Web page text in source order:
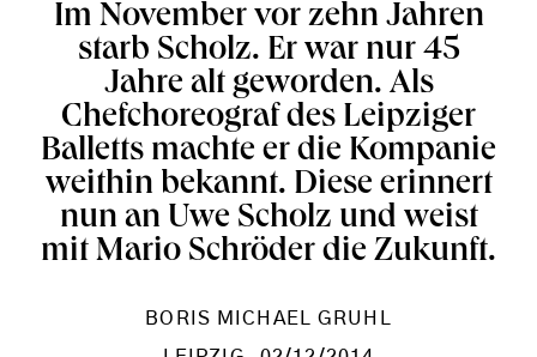
Im November vor zehn Jahren
starb Scholz. Er war nur 45
Jahre alt geworden. Als
Chefchoreograf des Leipziger
Balletts machte er die Kompanie
weithin bekannt. Diese erinnert
nun an Uwe Scholz und weist
mit Mario Schröder die Zukunft.
BORIS MICHAEL GRUHL